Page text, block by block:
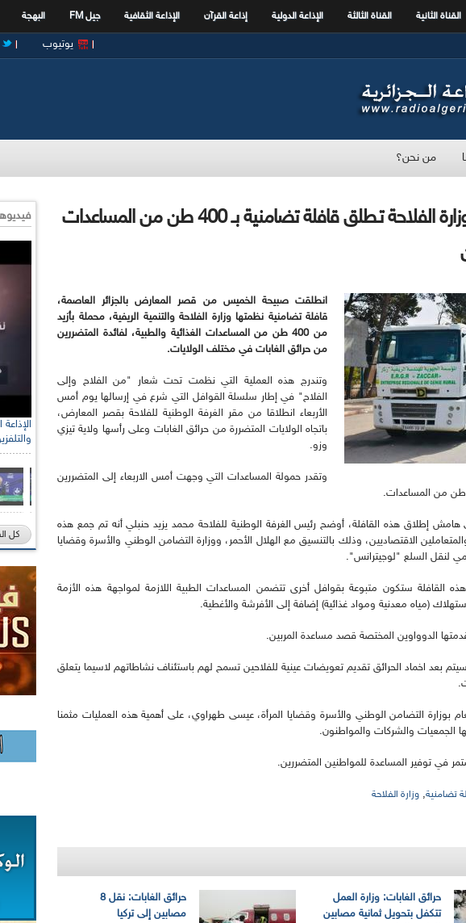
القناة الثانية القناة الثالثة الإذاعة الدولية إذاعة القرآن الإذاعة الثقافية جيل FM البهجة
يوتيوب
من نحن؟
حرائق الغابات : وزارة الفلاحة تـطلق قافلة تضامنية بـ 400 طن من المساعدات
انطلقت صبيحة الخميس من قصر المعارض بالجزائر العاصمة،
قافلة تضامنية نظمتها وزارة الفلاحة والتنمية الريفية، محملة بأزيد
من 400 طن من المساعدات الغذائية والطبية، لفائدة المتضررين
من حرائق الغابات في مختلف الولايات.
وتندرج هذه العملية التي نظمت تحت شعار "من الفلاح وإلى
الفلاح" في إطار سلسلة القوافل التي شرع في إرسالها يوم أمس
الأربعاء انطلاقا من مقر الغرفة الوطنية للفلاحة بقصر المعارض،
باتجاه الولايات المتضررة من حرائق الغابات وعلى رأسها ولاية تيزي
وزو.
وتقدر حمولة المساعدات التي وجهت أمس الاربعاء إلى المتضررين
إطلاق هذه القافلة، أوضح رئيس الغرفة الوطنية للفلاحة محمد يزيد حنبلي أنه تم جمع هذه
الاقتصاديين، وذلك بالتنسيق مع الهلال الأحمر، ووزارة التضامن الوطني والأسرة وقضايا
لنقل السلع "لوجيترانس".
القافلة ستكون متبوعة بقوافل أخرى تتضمن المساعدات الطبية اللازمة لمواجهة هذه الأزمة
(مياه معدنية ومواد غذائية) إضافة إلى الأفرشة والأغطية.
الدوواوين المختصة قصد مساعدة المربين.
بعد اخماد الحرائق تقديم تعويضات عينية للفلاحين تسمح لهم باستئناف نشاطاتهم لاسيما يتعلق
بوزارة التضامن الوطني والأسرة وقضايا المرأة، عيسى طهراوي، على أهمية هذه العمليات مثمنا
الجمعيات والشركات والمواطنون.
في توفير المساعدة للمواطنين المتضررين.
تضامنية, وزارة الفلاحة
حرائق الغابات: نقل 8
مصابين إلى تركيا
حرائق الغابات: وزارة العمل
تتكفل بتحويل ثمانية مصابين
رئيس
كل